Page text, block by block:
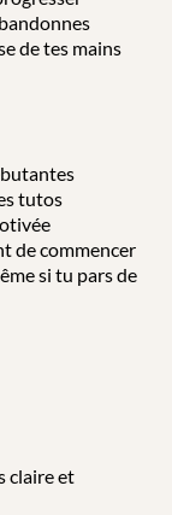
de tes mains
tutos
de commencer
si tu pars de
claire et